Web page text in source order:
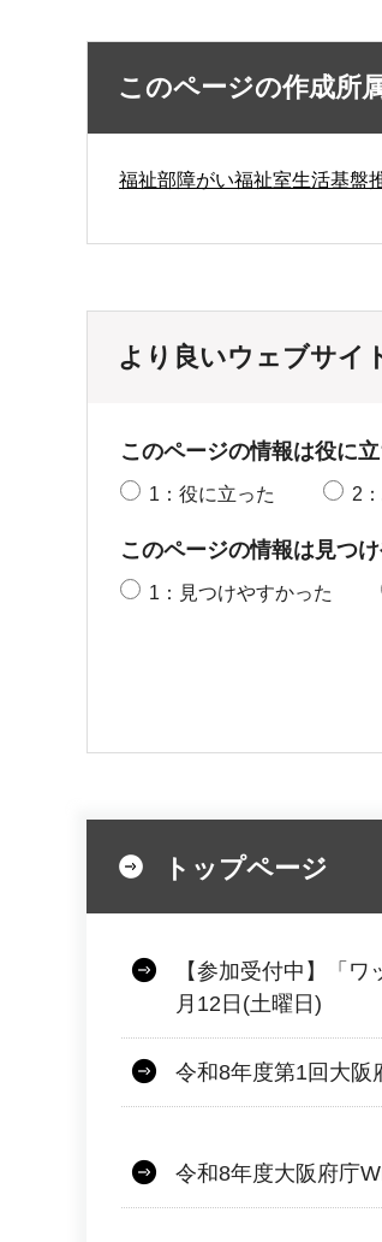
このページの作成所
福祉部障がい福祉室生活基盤
より良いウェブサイ
このページの情報は役に
1：役に立った 2
このページの情報は見つ
1：見つけやすかった
トップページ
【参加受付中】「
月12日(土曜日)
令和8年度第1回大阪
令和8年度大阪府庁